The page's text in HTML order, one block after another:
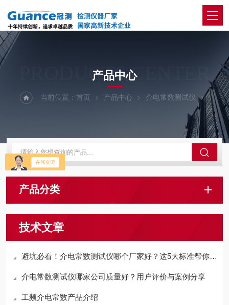
PRODUCTS CENTER
产品中心
当前位置： 首页 产品中心 介电常数测试仪
产品分类
技术文章
避坑必看！介电常数测试仪哪个厂家好？这5大标准帮你锁定靠谱供应商
介电常数测试仪哪家公司质量好？用户评价与案例分享
工频介电常数产品介绍